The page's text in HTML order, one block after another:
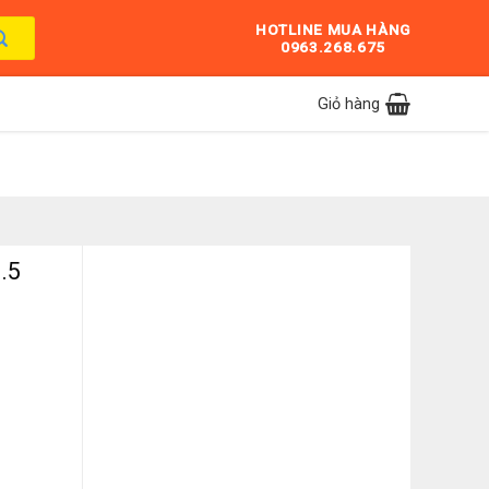
HOTLINE MUA HÀNG
0963.268.675
Giỏ hàng